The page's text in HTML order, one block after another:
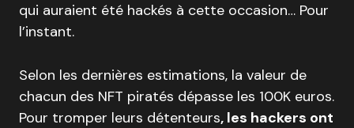
qui auraient été hackés à cette occasion… Pour
l’instant.
Selon les dernières estimations, la valeur de
chacun des NFT piratés dépasse les 100K euros.
Pour tromper leurs détenteurs, les hackers ont